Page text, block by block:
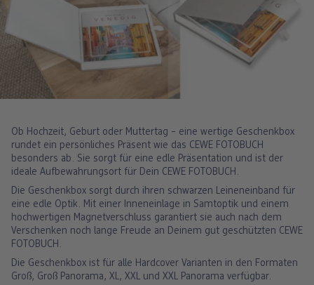
Ob Hochzeit, Geburt oder Muttertag – eine wertige Geschenkbox
rundet ein persönliches Präsent wie das CEWE FOTOBUCH
besonders ab. Sie sorgt für eine edle Präsentation und ist der
ideale Aufbewahrungsort für Dein CEWE FOTOBUCH.
Die Geschenkbox sorgt durch ihren schwarzen Leineneinband für
eine edle Optik. Mit einer Inneneinlage in Samtoptik und einem
hochwertigen Magnetverschluss garantiert sie auch nach dem
Verschenken noch lange Freude an Deinem gut geschützten CEWE
FOTOBUCH.
Die Geschenkbox ist für alle Hardcover Varianten in den Formaten
Groß, Groß Panorama, XL, XXL und XXL Panorama verfügbar.